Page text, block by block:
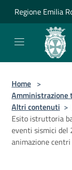
Regione Emilia
Home >
Altri contenuti >
Esito istruttoria
eventi sismici del
animazione